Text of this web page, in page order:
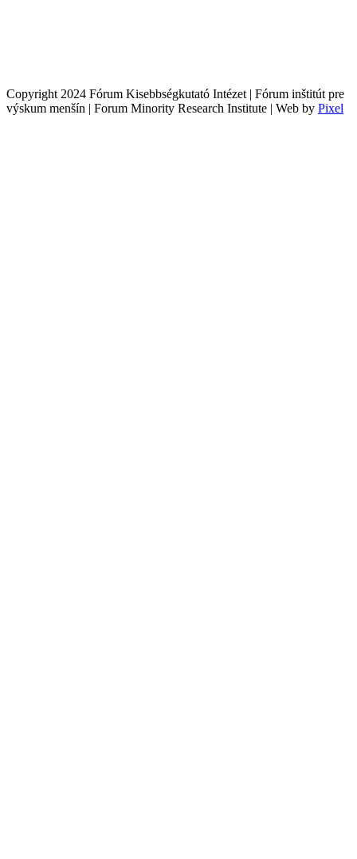
Copyright 2024 Fórum Kisebbségkutató Intézet | Fórum inštitút pre
výskum menšín | Forum Minority Research Institute | Web by Pixel